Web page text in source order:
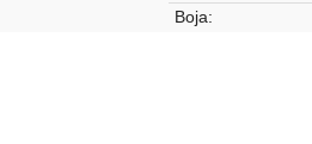
Boja: